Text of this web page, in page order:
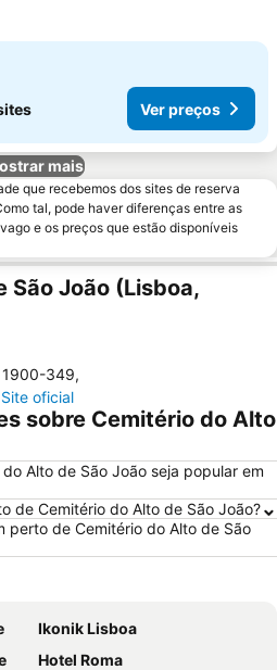
Ver preços
mais
que recebemos dos sites de reserva
tal, pode haver diferenças entre as
e os preços que estão disponíveis
São João (Lisboa,
1900-349,
Site oficial
sobre Cemitério do Alto
Alto de São João seja popular em
de Cemitério do Alto de São João?
perto de Cemitério do Alto de São
Ikonik Lisboa
Hotel Roma